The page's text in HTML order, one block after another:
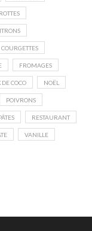
COURGETTES
FROMAGES
DE COCO NOËL
POIVRONS
RESTAURANT
VANILLE